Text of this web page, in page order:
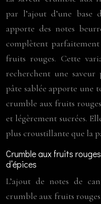
par l’ajout d’une base
apporte des notes
complètent
fruits rouges. Cette
recherchent une saveur
pâte sablée apporte une
crumble aux fruits
et légèrement sucrées.
plus croustillante que la
Crumble aux fruits
d’épices
L’ajout de notes de
crumble aux fruits